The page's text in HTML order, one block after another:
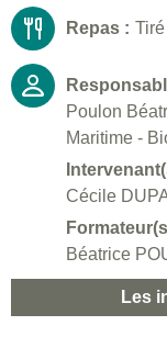
Repas :
Poulon
Maritime -
Cécile
Béatrice
Les